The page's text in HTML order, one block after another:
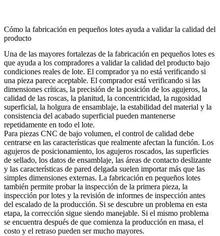
Cómo la fabricación en pequeños lotes ayuda a validar la calidad del
producto
Una de las mayores fortalezas de la fabricación en pequeños lotes es
que ayuda a los compradores a validar la calidad del producto bajo
condiciones reales de lote. El comprador ya no está verificando si
una pieza parece aceptable. El comprador está verificando si las
dimensiones críticas, la precisión de la posición de los agujeros, la
calidad de las roscas, la planitud, la concentricidad, la rugosidad
superficial, la holgura de ensamblaje, la estabilidad del material y la
consistencia del acabado superficial pueden mantenerse
repetidamente en todo el lote.
Para piezas CNC de bajo volumen, el control de calidad debe
centrarse en las características que realmente afectan la función. Los
agujeros de posicionamiento, los agujeros roscados, las superficies
de sellado, los datos de ensamblaje, las áreas de contacto deslizante
y las características de pared delgada suelen importar más que las
simples dimensiones externas. La fabricación en pequeños lotes
también permite probar la inspección de la primera pieza, la
inspección por lotes y la revisión de informes de inspección antes
del escalado de la producción. Si se descubre un problema en esta
etapa, la corrección sigue siendo manejable. Si el mismo problema
se encuentra después de que comienza la producción en masa, el
costo y el retraso pueden ser mucho mayores.